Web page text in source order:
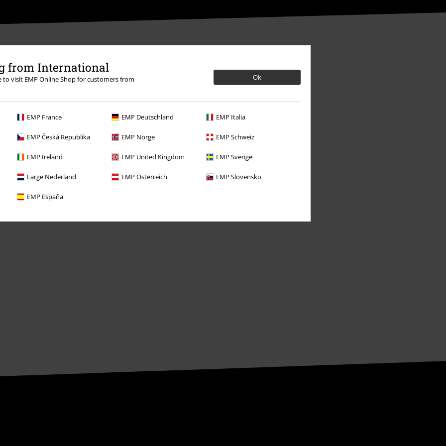
from International
to visit EMP Online Shop for customers from Ok
EMP France EMP Deutschland EMP Italia
EMP Česká Republika EMP Norge EMP Schweiz
EMP Ireland EMP United Kingdom EMP Sverige
Large Nederland EMP Österreich EMP Slovensko
EMP España